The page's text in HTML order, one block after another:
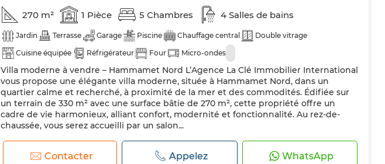
270 m² 1 Pièce 5 Chambres 4 Salles de bains
Jardin Terrasse Garage Piscine Chauffage central
Double vitrage
Cuisine équipée
Réfrigérateur Four Micro-ondes
Villa moderne à vendre – Hammamet Nord L’Agence La Clé Immobilier International
vous propose une élégante villa moderne, située à Hammamet Nord, dans un
quartier calme et recherché, à proximité de la mer et des commodités. Édifiée sur
un terrain de 330 m² avec une surface bâtie de 270 m², cette propriété offre un
cadre de vie harmonieux, alliant confort, modernité et fonctionnalité. Au rez-de-
chaussée, vous serez accueilli par un salon...
Contacter Appelez WhatsApp